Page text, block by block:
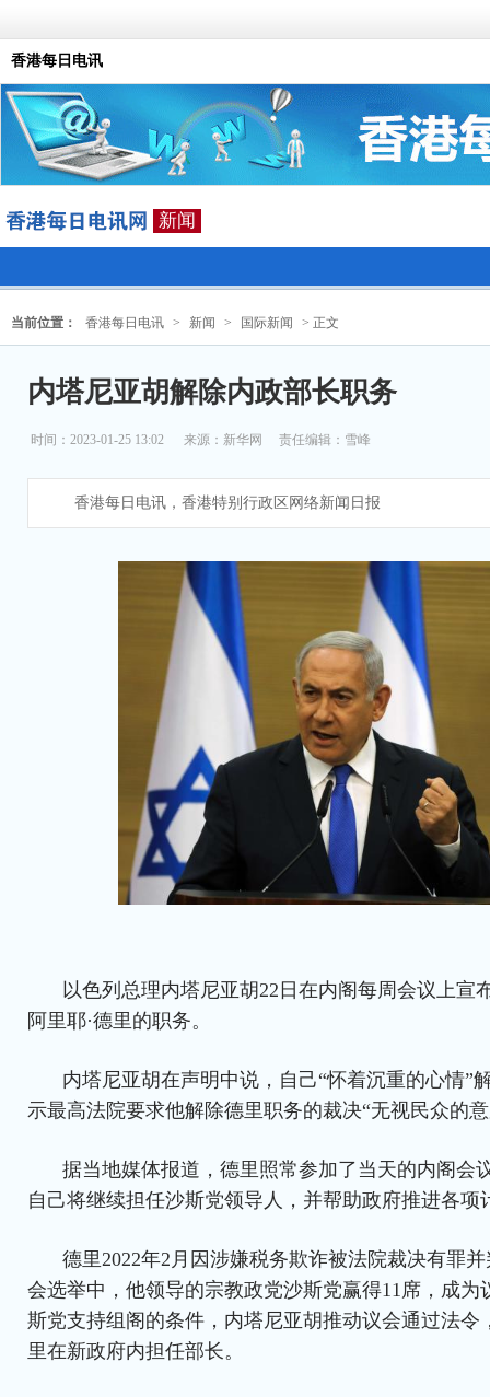
香港每日电讯
新闻
当前位置： 香港每日电讯 > 新闻 > 国际新闻 > 正文
内塔尼亚胡解除内政部长职务
时间：2023-01-25 13:02 来源： 新华网 责任编辑：雪峰
香港每日电讯，香港特别行政区网络新闻日报
以色列总理内塔尼亚胡22日在内阁每周会议上宣
阿里耶·德里的职务。
内塔尼亚胡在声明中说，自己“怀着沉重的心情”
示最高法院要求他解除德里职务的裁决“无视民众的
据当地媒体报道，德里照常参加了当天的内阁会
自己将继续担任沙斯党领导人，并帮助政府推进各项
德里2022年2月因涉嫌税务欺诈被法院裁决有罪
会选举中，他领导的宗教政党沙斯党赢得11席，成
斯党支持组阁的条件，内塔尼亚胡推动议会通过法令
里在新政府内担任部长。